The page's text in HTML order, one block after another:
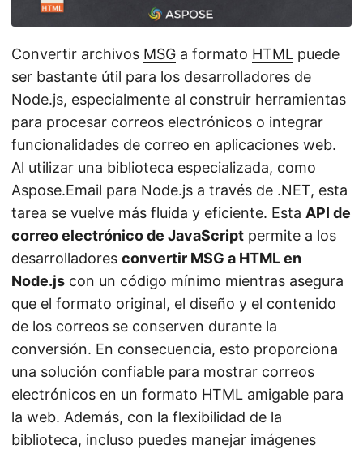
Convertir archivos MSG a formato HTML puede
ser bastante útil para los desarrolladores de
Node.js, especialmente al construir herramientas
para procesar correos electrónicos o integrar
funcionalidades de correo en aplicaciones web.
Al utilizar una biblioteca especializada, como
Aspose.Email para Node.js a través de .NET, esta
tarea se vuelve más fluida y eficiente. Esta API de
correo electrónico de JavaScript permite a los
desarrolladores convertir MSG a HTML en
Node.js con un código mínimo mientras asegura
que el formato original, el diseño y el contenido
de los correos se conserven durante la
conversión. En consecuencia, esto proporciona
una solución confiable para mostrar correos
electrónicos en un formato HTML amigable para
la web. Además, con la flexibilidad de la
biblioteca, incluso puedes manejar imágenes